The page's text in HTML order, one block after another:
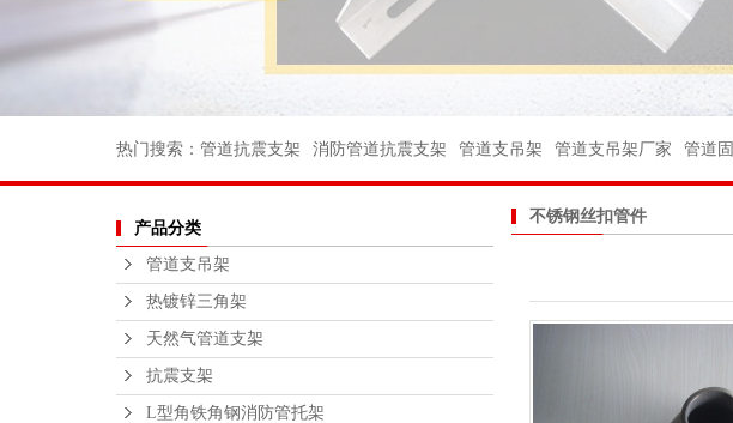
不锈钢丝扣管件
沟槽消防管件
法兰不锈钢球阀
不锈钢支座
钢结构平台
热门搜索： 管道抗震支架 消防管道抗震支架 管道支吊架 管道支吊架厂家 管道
产品分类
管道支吊架
热镀锌三角架
天然气管道支架
抗震支架
L型角铁角钢消防管托架
不锈钢丝扣管件